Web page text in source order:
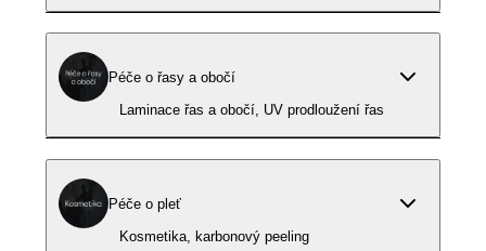
Péče o řasy a obočí
Laminace řas a obočí, UV prodloužení řas
Péče o pleť
Kosmetika, karbonový peeling